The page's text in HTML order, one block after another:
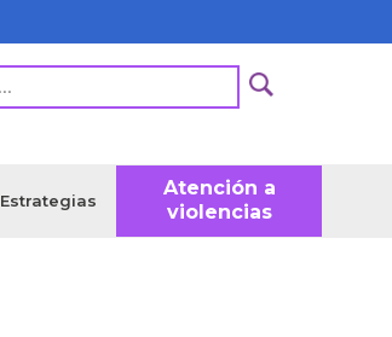
Estrategias
Atención a
violencias